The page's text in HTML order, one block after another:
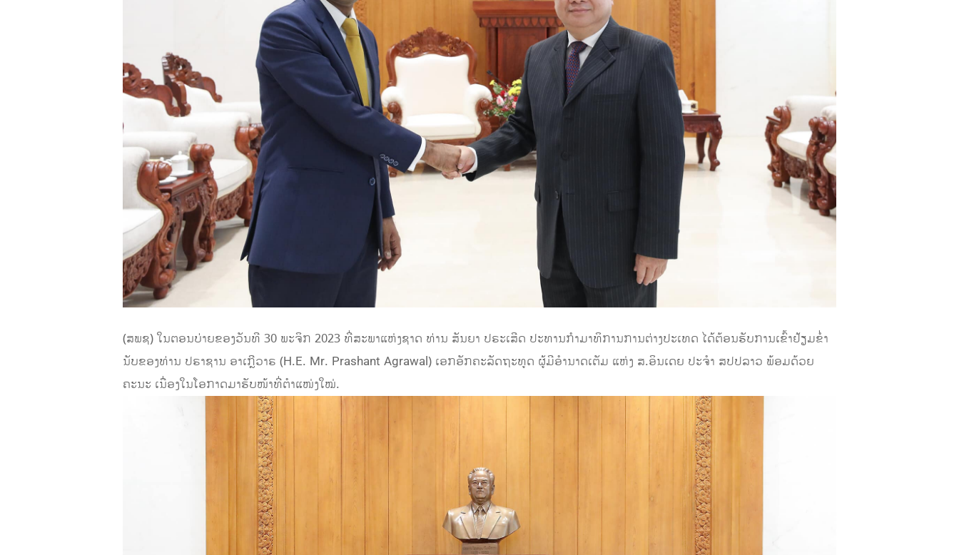
(ສພຊ) ໃນຕອນບ່າຍຂອງວັນທີ 30 ພະຈິກ 2023 ທີ່ສະພາແຫ່ງຊາດ ທ່ານ ສັນຍາ ປຣະເສີດ ປະທານກໍາມາທິການການຕ່າງປະເທດ ໄດ້ຕ້ອນຮັບການເຂົ້າຢ້ຽມຂໍ່າ
ນັບຂອງທ່ານ ປຣາຊານ ອາເກຼີວາຣ (H.E. Mr. Prashant Agrawal) ເອກອັກຄະລັດຖະທູດ ຜູ້ມີອໍານາດເຕັມ ແຫ່ງ ສ.ອິນເດຍ ປະຈໍາ ສປປລາວ ພ້ອມດ້ວຍ
ຄະນະ ເນື່ອງໃນໂອກາດມາຮັບໜ້າທີ່ຕໍາແໜ່ງໃໝ່.